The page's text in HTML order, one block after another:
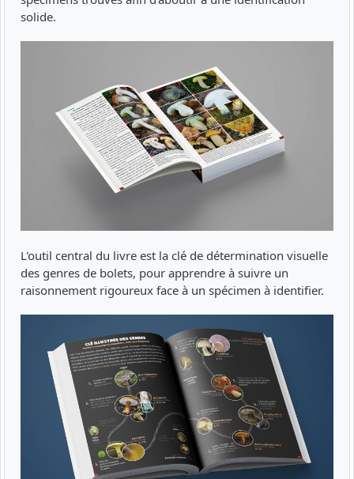
solide.
L'outil central du livre est la clé de détermination visuelle
des genres de bolets, pour apprendre à suivre un
raisonnement rigoureux face à un spécimen à identifier.